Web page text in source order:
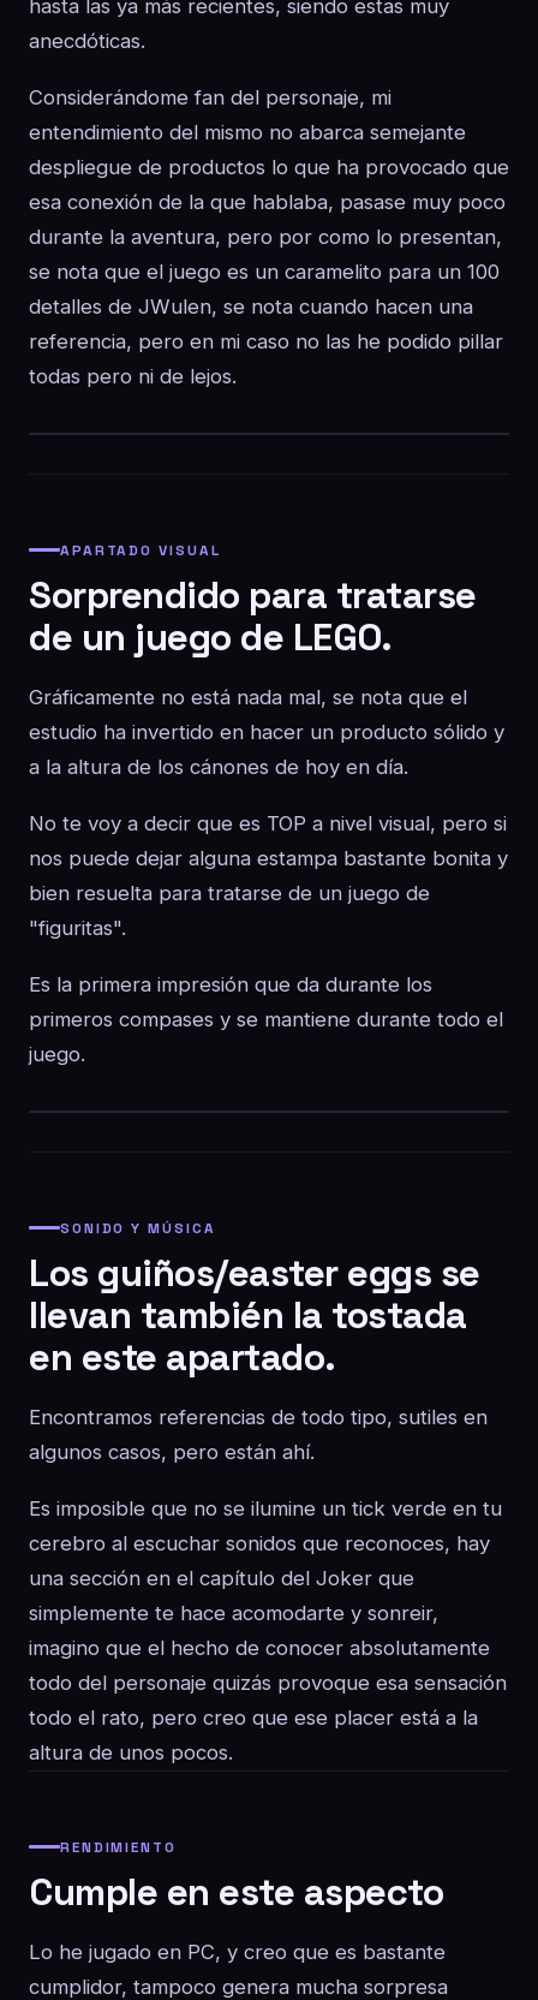
hasta las ya más recientes, siendo estas muy
anecdóticas.
Considerándome fan del personaje, mi
entendimiento del mismo no abarca semejante
despliegue de productos lo que ha provocado que
esa conexión de la que hablaba, pasase muy poco
durante la aventura, pero por como lo presentan,
se nota que el juego es un caramelito para un 100
detalles de JWulen, se nota cuando hacen una
referencia, pero en mi caso no las he podido pillar
todas pero ni de lejos.
APARTADO VISUAL
Sorprendido para tratarse
de un juego de LEGO.
Gráficamente no está nada mal, se nota que el
estudio ha invertido en hacer un producto sólido y
a la altura de los cánones de hoy en día.
No te voy a decir que es TOP a nivel visual, pero si
nos puede dejar alguna estampa bastante bonita y
bien resuelta para tratarse de un juego de
"figuritas".
Es la primera impresión que da durante los
primeros compases y se mantiene durante todo el
juego.
SONIDO Y MÚSICA
Los guiños/easter eggs se
llevan también la tostada
en este apartado.
Encontramos referencias de todo tipo, sutiles en
algunos casos, pero están ahí.
Es imposible que no se ilumine un tick verde en tu
cerebro al escuchar sonidos que reconoces, hay
una sección en el capítulo del Joker que
simplemente te hace acomodarte y sonreir,
imagino que el hecho de conocer absolutamente
todo del personaje quizás provoque esa sensación
todo el rato, pero creo que ese placer está a la
altura de unos pocos.
RENDIMIENTO
Cumple en este aspecto
Lo he jugado en PC, y creo que es bastante
cumplidor, tampoco genera mucha sorpresa